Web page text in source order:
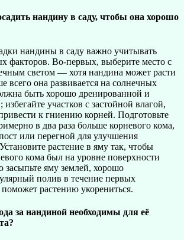
нандину в саду, чтобы она хорошо
нандины в саду важно учитывать
факторов. Во-первых, выберите место с
светом — хотя нандина может расти
всего она развивается на солнечных
быть хорошо дренированной и
участков с застойной влагой,
к гниению корней. Подготовьте
в два раза больше корневого кома,
или перегной для улучшения
растение в яму так, чтобы
кома был на уровне поверхности
засыпьте яму землей, хорошо
полив в течение первых
поможет растению укорениться.
за нандиной необходимы для её